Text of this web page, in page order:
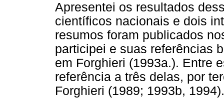
Apresentei os resultados
científicos nacionais e dois
resumos foram publicados
participei e suas referências
em Forghieri (1993a.). Entre
referência a três delas, por
Forghieri (1989; 1993b, 1994).